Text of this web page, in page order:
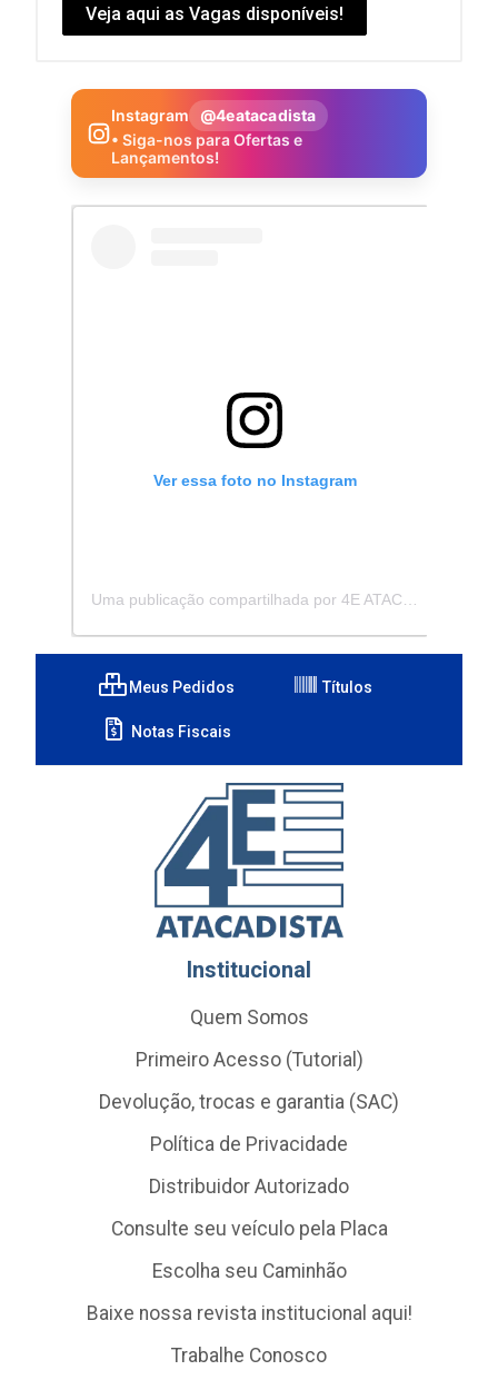
Veja aqui as Vagas disponíveis!
Instagram
@4eatacadista
• Siga-nos para Ofertas e
Lançamentos!
Ver essa foto no Instagram
Meus Pedidos Títulos
Notas Fiscais
Institucional
Quem Somos
Primeiro Acesso (Tutorial)
Devolução, trocas e garantia (SAC)
Política de Privacidade
Distribuidor Autorizado
Consulte seu veículo pela Placa
Escolha seu Caminhão
Baixe nossa revista institucional aqui!
Trabalhe Conosco